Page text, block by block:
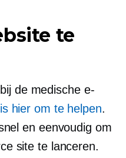
te
de medische e-
hier om te helpen.
en eenvoudig om
site te lanceren.